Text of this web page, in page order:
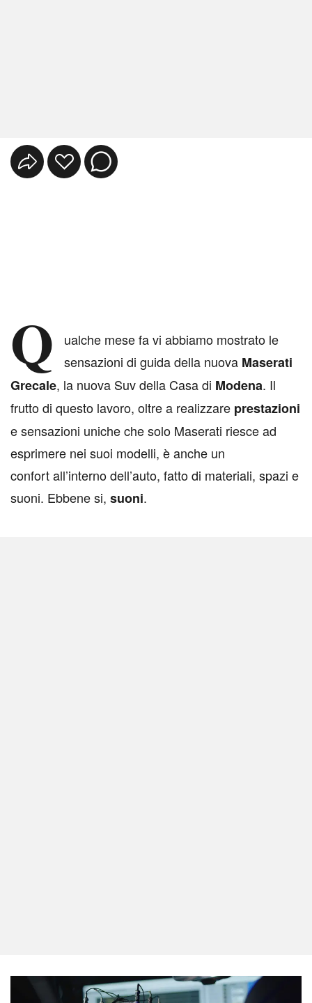
Q
ualche mese fa vi abbiamo mostrato le
sensazioni di guida della nuova Maserati
Grecale, la nuova Suv della Casa di Modena. Il
frutto di questo lavoro, oltre a realizzare prestazioni
e sensazioni uniche che solo Maserati riesce ad
esprimere nei suoi modelli, è anche un
confort all’interno dell’auto, fatto di materiali, spazi e
suoni. Ebbene si, suoni.